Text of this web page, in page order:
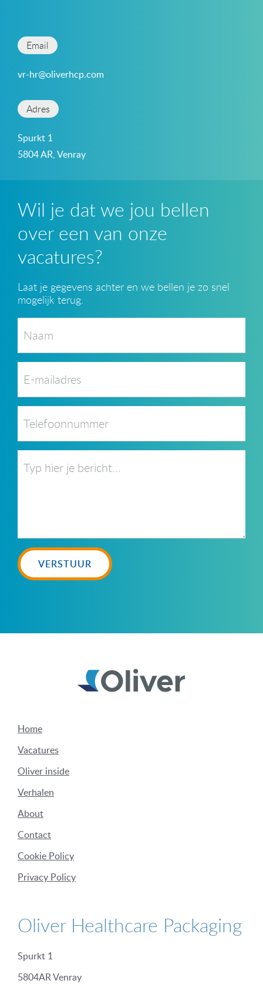
Email
vr-hr@oliverhcp.com
Adres
Spurkt 1
5804 AR, Venray
Wil je dat we jou bellen
over een van onze
vacatures?
Laat je gegevens achter en we bellen je zo snel
mogelijk terug.
VERSTUUR
Home
Vacatures
Oliver inside
Verhalen
About
Contact
Cookie Policy
Privacy Policy
Oliver Healthcare Packaging
Spurkt 1
5804AR Venray